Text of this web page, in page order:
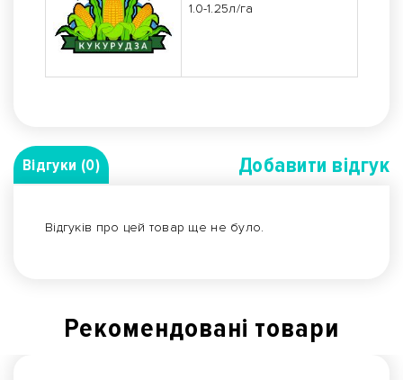
1.0-1.25л/га
Відгуки (0) Добавити вiдгук
Відгуків про цей товар ще не було.
Рекомендованi товари